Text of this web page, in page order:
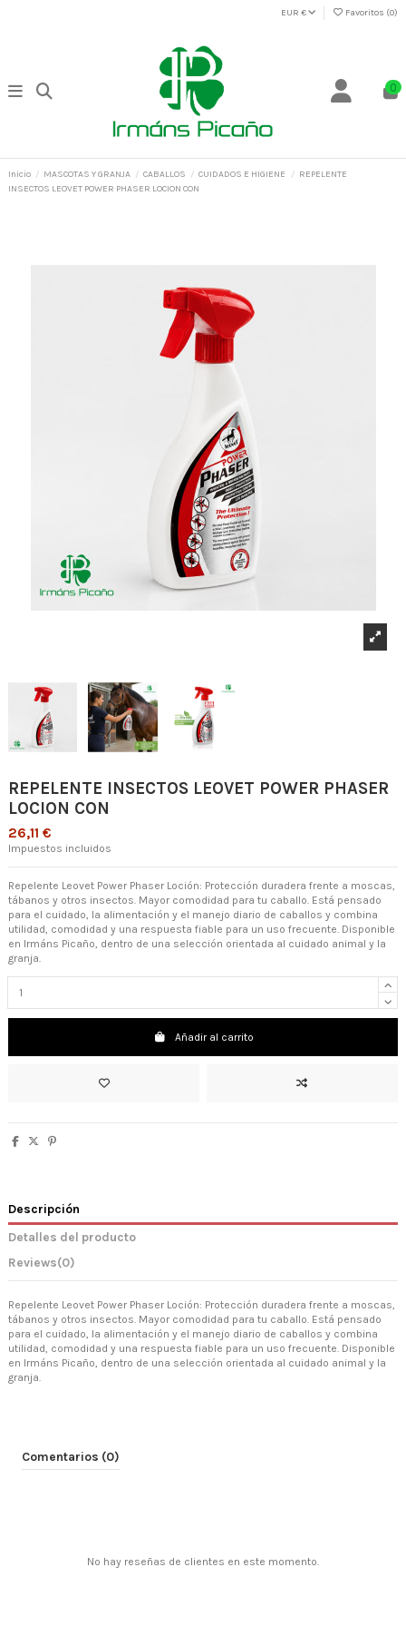
EUR € Favoritos (0)
0
Inicio MASCOTAS Y GRANJA CABALLOS CUIDADOS E HIGIENE
REPELENTE
INSECTOS LEOVET POWER PHASER LOCION CON
REPELENTE INSECTOS LEOVET POWER PHASER
LOCION CON
26,11 €
Impuestos incluidos
Repelente Leovet Power Phaser Loción: Protección duradera frente a moscas,
tábanos y otros insectos. Mayor comodidad para tu caballo. Está pensado
para el cuidado, la alimentación y el manejo diario de caballos y combina
utilidad, comodidad y una respuesta fiable para un uso frecuente. Disponible
en Irmáns Picaño, dentro de una selección orientada al cuidado animal y la
granja.
Añadir al carrito
Descripción
Detalles del producto
Reviews(0)
Repelente Leovet Power Phaser Loción: Protección duradera frente a moscas,
tábanos y otros insectos. Mayor comodidad para tu caballo. Está pensado
para el cuidado, la alimentación y el manejo diario de caballos y combina
utilidad, comodidad y una respuesta fiable para un uso frecuente. Disponible
en Irmáns Picaño, dentro de una selección orientada al cuidado animal y la
granja.
Comentarios (0)
No hay reseñas de clientes en este momento.